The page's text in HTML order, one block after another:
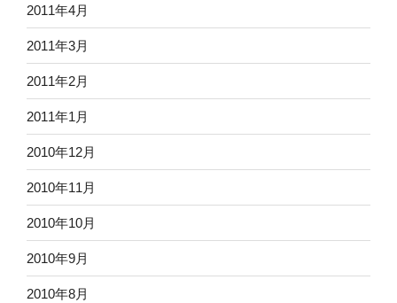
2011年4月
2011年3月
2011年2月
2011年1月
2010年12月
2010年11月
2010年10月
2010年9月
2010年8月